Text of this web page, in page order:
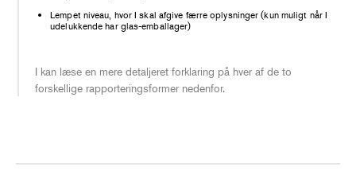
Lempet niveau, hvor I skal afgive færre oplysninger (kun muligt når I
udelukkende har glas-emballager)
I kan læse en mere detaljeret forklaring på hver af de to
forskellige rapporteringsformer nedenfor.